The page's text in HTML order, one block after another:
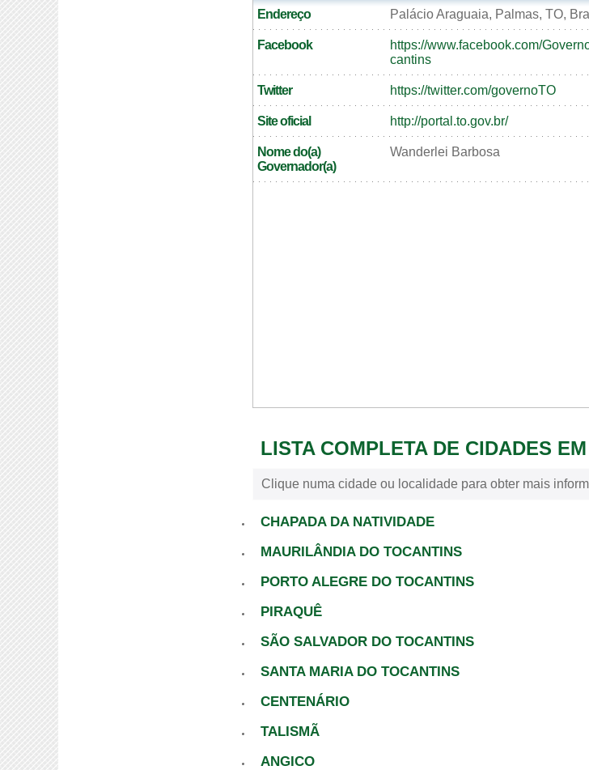
Endereço Palácio Araguaia, Palmas, TO,
Facebook
https://www.facebook.com/
cantins
Twitter https://twitter.com/governoTO
Site oficial http://portal.to.gov.br/
Nome do(a)
Governador(a)
Wanderlei Barbosa
LISTA COMPLETA DE CIDADES
Clique numa cidade ou localidade para obter mais
CHAPADA DA NATIVIDADE
MAURILÂNDIA DO TOCANTINS
PORTO ALEGRE DO TOCANTINS
PIRAQUÊ
SÃO SALVADOR DO TOCANTINS
SANTA MARIA DO TOCANTINS
CENTENÁRIO
TALISMÃ
ANGICO